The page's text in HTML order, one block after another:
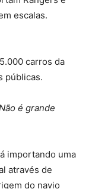
escalas.
carros da
públicas.
é grande
importando uma
através de
do navio